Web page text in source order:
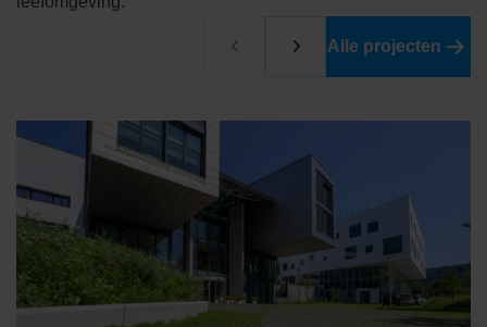
Alle projecten